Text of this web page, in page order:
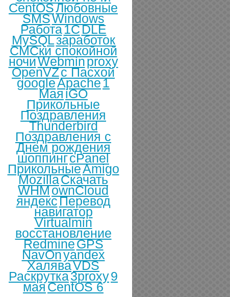
CentOSЛюбовные
SMSWindows
Работа1СDLE
MySQLзаработок
СМСки спокойной
ночиWebminproxy
OpenVZс Пасхой
googleApache1
МаяiGO
Прикольные
Поздравления
Thunderbird
Поздравления с
Днем рождения
шоппингcPanel
ПрикольныеAmigo
MozillaСкачать
WHMownCloud
яндексПеревод
навигатор
Virtualmin
восстановление
RedmineGPS
NavOnyandex
ХаляваVDS
Раскрутка3proxy9
маяCentOS 6